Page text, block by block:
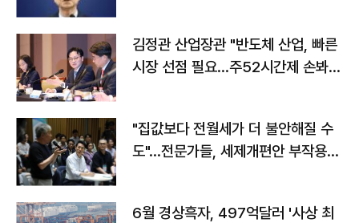
김정관 산업장관 "반도체 산업, 빠른
시장 선점 필요…주52시간제 손봐
"집값보다 전월세가 더 불안해질 수
도"…전문가들, 세제개편안 부작용
6월 경상흑자, 497억달러 '사상 최